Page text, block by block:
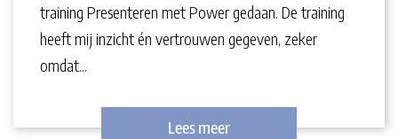
training Presenteren met Power gedaan. De training
heeft mij inzicht én vertrouwen gegeven, zeker
omdat...
Lees meer